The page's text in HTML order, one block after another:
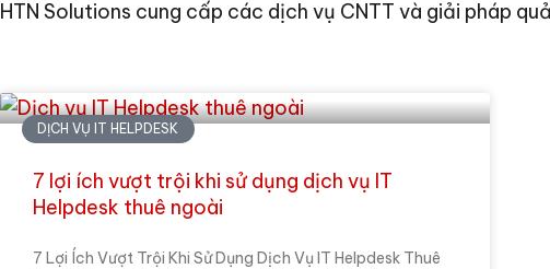
HTN Solutions cung cấp các dịch vụ CNTT và giải pháp
DỊCH VỤ IT HELPDESK
7 lợi ích vượt trội khi sử dụng dịch vụ IT
Helpdesk thuê ngoài
7 Lợi Ích Vượt Trội Khi Sử Dụng Dịch Vụ IT Helpdesk Thuê